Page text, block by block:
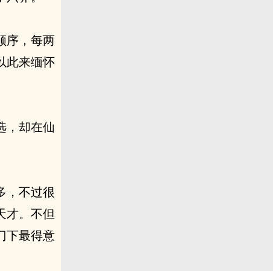
序，每两
此来缅怀
，却在仙
，不过很
才。不但
下最得意